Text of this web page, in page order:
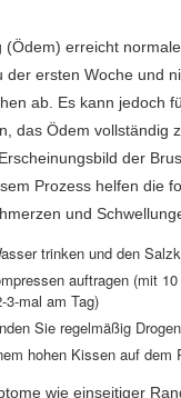
(Ödem) erreicht
der ersten Woche und
ab. Es kann jedoch
das Ödem vollständig
der
Prozess helfen die
und
trinken und den
auftragen (mit
3-mal am Tag)
Sie regelmäßig Drogen
hohen Kissen auf dem
wie einseitiger